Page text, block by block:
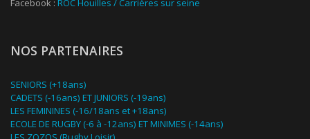
Facebook : ROC Houilles / Carrières sur seine
NOS PARTENAIRES
SENIORS (+18ans)
CADETS (-16ans) ET JUNIORS (-19ans)
LES FEMININES (-16/18ans et +18ans)
ECOLE DE RUGBY (-6 à -12ans) ET MINIMES (-14ans)